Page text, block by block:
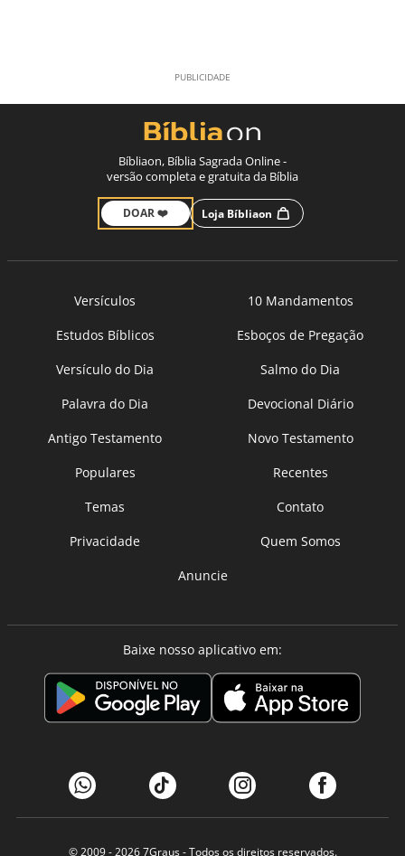
Bíbliaon, Bíblia Sagrada Online -
versão completa e gratuita da Bíblia
DOAR ❤️ Loja Bíbliaon
Versículos
10 Mandamentos
Estudos Bíblicos
Esboços de Pregação
Versículo do Dia
Salmo do Dia
Palavra do Dia
Devocional Diário
Antigo Testamento
Novo Testamento
Populares
Recentes
Temas
Contato
Privacidade
Quem Somos
Anuncie
Baixe nosso aplicativo em:
© 2009 - 20267Graus- Todos os direitos reservados.